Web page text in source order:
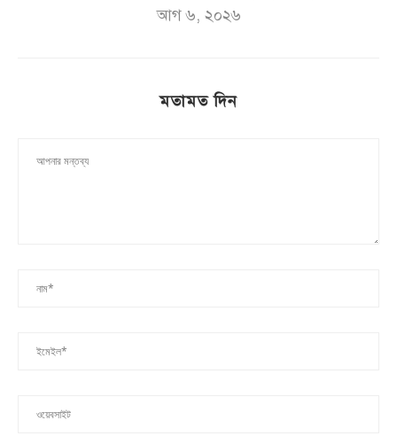
আগ ৬, ২০২৬
মতামত দিন